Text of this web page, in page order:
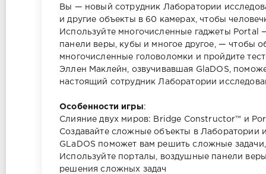
Вы — новый сотрудник Лаборатории
и другие объекты в 60 камерах, чтобы
Используйте многочисленные гаджеты
панели веры, кубы и многое другое, — чтобы
многочисленные головоломки и пройдите
Эллен Маклейн, озвучивавшая GlaDOS,
настоящий сотрудник Лаборатории
Особенности игры:
Слияние двух миров: Bridge Constructor™ и
Создавайте сложные объекты в Лаборатории
GLaDOS поможет вам решить сложные
Используйте порталы, воздушные панели
решения сложных задач